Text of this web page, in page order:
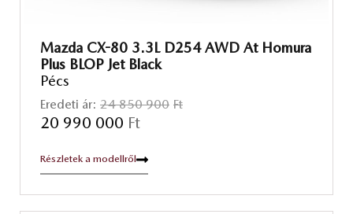
Mazda CX-80 3.3L D254 AWD At Homura
Plus BLOP Jet Black
Pécs
Eredeti ár: 24 850 900 Ft
20 990 000 Ft
Részletek a modellről